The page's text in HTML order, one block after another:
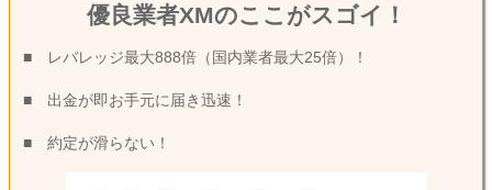
優良業者XMのここがスゴイ！
■ レバレッジ最大888倍（国内業者最大25倍）！
■ 出金が即お手元に届き迅速！
■ 約定が滑らない！